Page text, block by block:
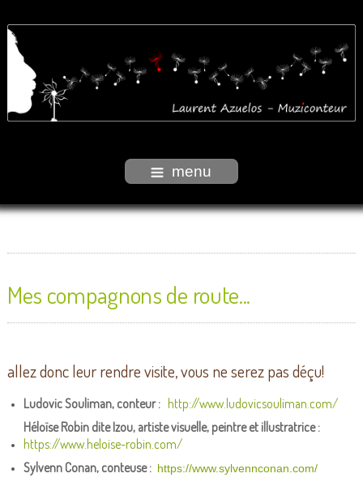
menu
Mes compagnons de route...
allez donc leur rendre visite, vous ne serez pas déçu!
Ludovic Souliman, conteur : http://www.ludovicsouliman.com/
Héloïse Robin dite Izou, artiste visuelle, peintre et illustratrice :
https://www.heloise-robin.com/
Sylvenn Conan, conteuse : https://www.sylvennconan.com/